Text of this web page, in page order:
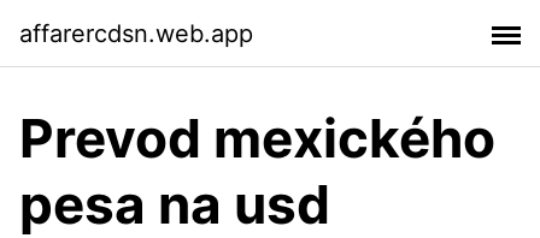
affarercdsn.web.app
Prevod mexického
pesa na usd